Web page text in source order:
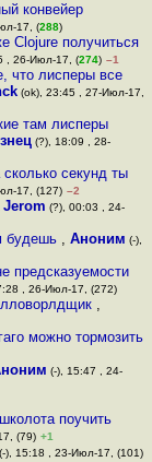
конвейер
17, (288)
Clojure получиться
, 26-Июл-17, (274) –1
что лисперы все
(ok), 23:45 , 27-Июл-17,
там лисперы
(?), 18:09 , 28-
секунд ты
17, (127) –2
Jerom (?), 00:03 , 24-
будешь ,Аноним (-),
предсказуемости
, 26-Июл-17, (272)
,
можно тормозить
(-), 15:47 , 24-
поучить
(79) +1
(-), 15:18 , 23-Июл-17, (101)